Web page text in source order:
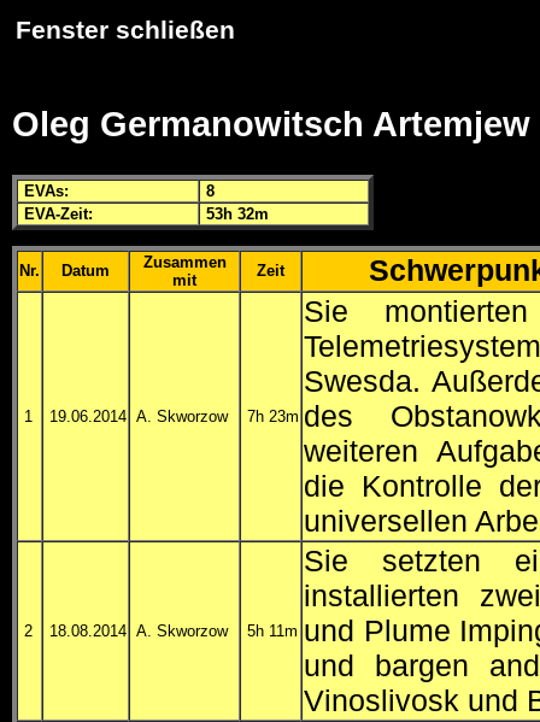
Fenster schließen
Oleg Germanowitsch Artemjew
EVAs:
8
EVA-Zeit: 53h 32m
Nr. Datum
Zusammen
mit
Zeit
1 19.06.2014 A. Skworzow 7h 23m
Sie
Swesda.
des
weiteren
die Kontrolle
universellen
2 18.08.2014 A. Skworzow 5h 11m
Sie setzten
installierten
und Plume
und bargen
Vinoslivosk und